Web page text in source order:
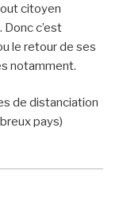
citoyen
c’est
le retour de ses
notamment.
de distanciation
pays)